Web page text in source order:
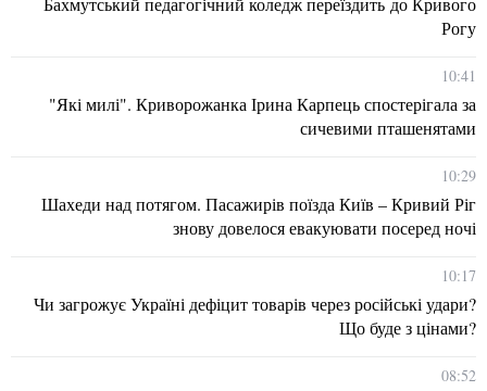
Рогу
10:41
"Які милі". Криворожанка Ірина Карпець спостерігала за
сичевими пташенятами
10:29
Шахеди над потягом. Пасажирів поїзда Київ – Кривий Ріг
знову довелося евакуювати посеред ночі
10:17
Чи загрожує Україні дефіцит товарів через російські удари?
Що буде з цінами?
08:52